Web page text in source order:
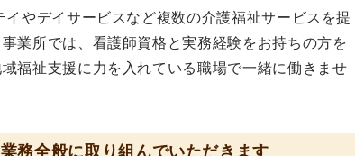
やデイサービスなど複数の介護福祉サービスを提
業所では、看護師資格と実務経験をお持ちの方を
福祉支援に力を入れている職場で一緒に働きませ
務全般に取り組んでいただきます